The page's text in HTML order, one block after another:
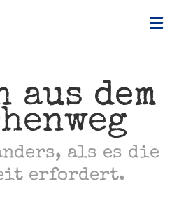
aus dem
als es die
erfordert.